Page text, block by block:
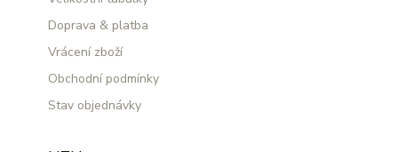
Doprava & platba
Vrácení zboží
Obchodní podmínky
Stav objednávky